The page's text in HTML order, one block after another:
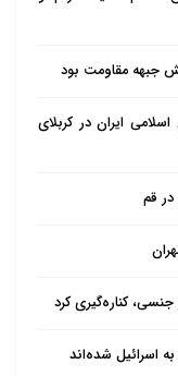
مطلب دیگری
را گفت، اسحاق با
این سخنان را از
است. اسحاق
سخنان ابا
گفت: به
جبهه مقاومت بود
ایران در کربلای
قم
جنسی، کناره‌گیری کرد
اسرائیل شده‌اند